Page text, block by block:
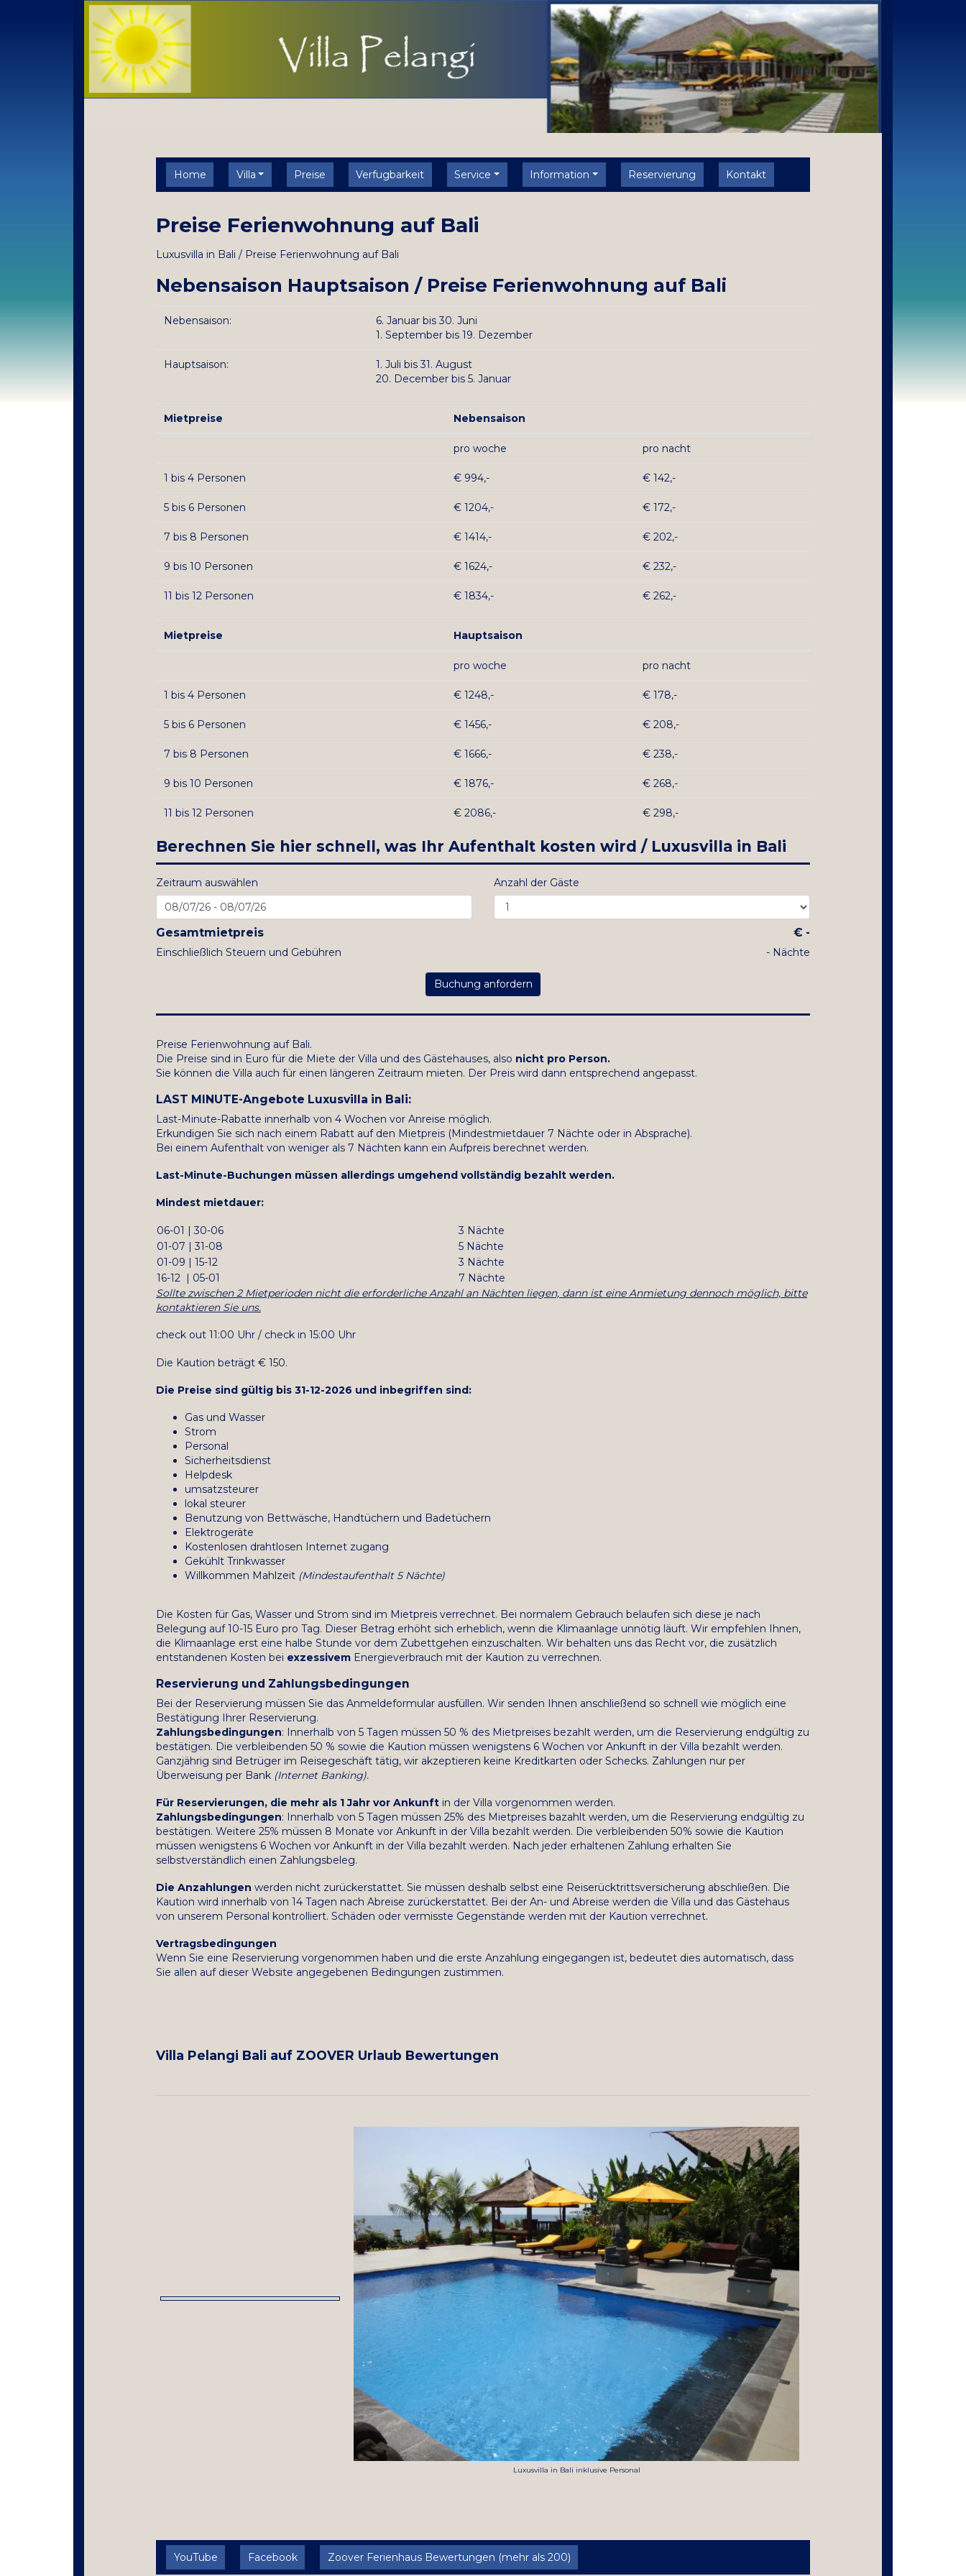
Home Villa Preise Verfugbarkeit Service Information Reservierung Kontakt
Preise Ferienwohnung auf Bali
Luxusvilla in Bali / Preise Ferienwohnung auf Bali
Nebensaison Hauptsaison / Preise Ferienwohnung auf Bali
Nebensaison: 6. Januarbis 30. Juni
1. Septemberbis 19. Dezember
Hauptsaison: 1. Juli bis 31. August
20. December bis 5. Januar
Mietpreise Nebensaison
pro woche pro nacht
1 bis 4 Personen € 994,- € 142,-
5 bis 6 Personen € 1204,- € 172,-
7 bis 8 Personen € 1414,- € 202,-
9 bis 10 Personen € 1624,- € 232,-
11 bis 12 Personen € 1834,- € 262,-
Mietpreise Hauptsaison
pro woche pro nacht
1 bis 4 Personen € 1248,- € 178,-
5 bis 6 Personen € 1456,- € 208,-
7 bis 8 Personen € 1666,- € 238,-
9 bis 10 Personen € 1876,- € 268,-
11 bis 12 Personen € 2086,- € 298,-
Berechnen Sie hier schnell, was Ihr Aufenthalt kosten wird / Luxusvilla in Bali
Zeitraum auswählen Anzahl der Gäste
Gesamtmietpreis
Einschließlich Steuern und Gebühren
€ -
- Nächte
Buchung anfordern
Preise Ferienwohnung auf Bali.
Die Preise sind in Euro für die Miete der Villa und des Gästehauses, also nicht pro Person.
Sie können die Villa auch für einen längeren Zeitraum mieten. Der Preis wird dann entsprechend angepasst.
LAST MINUTE-Angebote Luxusvilla in Bali:
Last-Minute-Rabatte innerhalb von 4 Wochen vor Anreise möglich.
Erkundigen Sie sich nach einem Rabatt auf den Mietpreis (Mindestmietdauer 7 Nächte oder in Absprache).
Bei einem Aufenthalt von weniger als 7 Nächten kann ein Aufpreis berechnet werden.
Last-Minute-Buchungen müssen allerdings umgehend vollständig bezahlt werden.
Mindest mietdauer:
06-01 | 30-06
3 Nächte
01-07 | 31-08
5 Nächte
01-09 | 15-12
3 Nächte
16-12 | 05-01
7 Nächte
Sollte zwischen 2 Mietperioden nicht die erforderliche Anzahl an Nächten liegen, dann ist eine Anmietung dennoch möglich, bitte
kontaktieren Sie uns.
check out 11:00 Uhr / check in 15:00 Uhr
Die Kaution beträgt € 150.
Die Preise sind gültig bis 31-12-2026 und inbegriffen sind:
Gas und Wasser
Strom
Personal
Sicherheitsdienst
Helpdesk
umsatzsteurer
lokal steurer
Benutzung von Bettwäsche, Handtüchern und Badetüchern
Elektrogeräte
Kostenlosen drahtlosen Internet zugang
Gekühlt Trinkwasser
Willkommen Mahlzeit (Mindestaufenthalt 5 Nächte)
Die Kosten für Gas, Wasser und Strom sind im Mietpreis verrechnet. Bei normalem Gebrauch belaufen sich diese je nach
Belegung auf 10-15 Euro pro Tag. Dieser Betrag erhöht sich erheblich, wenn die Klimaanlage unnötig läuft. Wir empfehlen Ihnen,
die Klimaanlage erst eine halbe Stunde vor dem Zubettgehen einzuschalten. Wir behalten uns das Recht vor, die zusätzlich
entstandenen Kosten bei exzessivem Energieverbrauch mit der Kaution zu verrechnen.
Reservierung und Zahlungsbedingungen
Bei der Reservierung müssen Sie das Anmeldeformular ausfüllen. Wir senden Ihnen anschließend so schnell wie möglich eine
Bestätigung Ihrer Reservierung.
Zahlungsbedingungen: Innerhalb von 5 Tagen müssen 50 % des Mietpreises bezahlt werden, um die Reservierung endgültig zu
bestätigen. Die verbleibenden 50 % sowie die Kaution müssen wenigstens 6 Wochen vor Ankunft in der Villa bezahlt werden.
Ganzjährig sind Betrüger im Reisegeschäft tätig, wir akzeptieren keine Kreditkarten oder Schecks. Zahlungen nur per
Überweisung per Bank (Internet Banking).
Für Reservierungen, die mehr als 1 Jahr vor Ankunft in der Villa vorgenommen werden.
Zahlungsbedingungen: Innerhalb von 5 Tagen müssen 25% des Mietpreises bazahlt werden, um die Reservierung endgültig zu
bestätigen. Weitere 25% müssen 8 Monate vor Ankunft in der Villa bezahlt werden. Die verbleibenden 50% sowie die Kaution
müssen wenigstens 6 Wochen vor Ankunft in der Villa bezahlt werden. Nach jeder erhaltenen Zahlung erhalten Sie
selbstverständlich einen Zahlungsbeleg.
Die Anzahlungen werden nicht zurückerstattet. Sie müssen deshalb selbst eine Reiserücktrittsversicherung abschließen. Die
Kaution wird innerhalb von 14 Tagen nach Abreise zurückerstattet. Bei der An- und Abreise werden die Villa und das Gästehaus
von unserem Personal kontrolliert. Schäden oder vermisste Gegenstände werden mit der Kaution verrechnet.
Vertragsbedingungen
Wenn Sie eine Reservierung vorgenommen haben und die erste Anzahlung eingegangen ist, bedeutet dies automatisch, dass
Sie allen auf dieser Website angegebenen Bedingungen zustimmen.
Villa Pelangi Bali auf ZOOVER Urlaub Bewertungen
Luxusvilla in Bali inklusive Personal
YouTube Facebook Zoover Ferienhaus Bewertungen (mehr als 200)